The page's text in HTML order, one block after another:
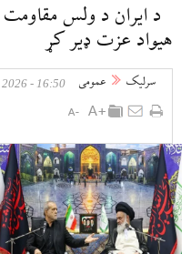
د ایران د ولس
هیواد عزت ډیر کړ
سرلیک عمومی 16:50 - June 30, 2026